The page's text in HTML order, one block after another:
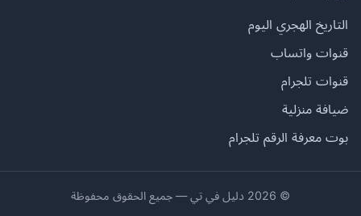
التاريخ الهجري اليوم
قنوات واتساب
قنوات تلجرام
ضيافة منزلية
بوت معرفة الرقم تلجرام
© 2026 دليل في تي — جميع الحقوق محفوظة